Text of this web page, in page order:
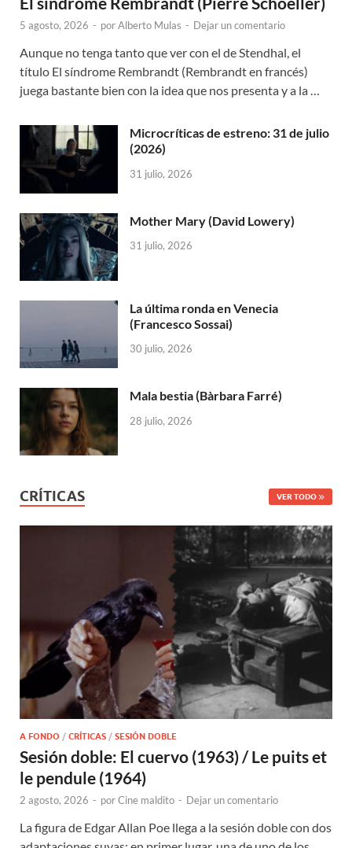
5 agosto, 2026 - porAlberto Mulas - Dejar un comentario
Aunque no tenga tanto que ver con el de Stendhal, el
título El síndrome Rembrandt (Rembrandt en francés)
juega bastante bien con la idea que nos presenta y a la …
Microcríticas de estreno: 31 de julio
(2026)
31 julio, 2026
Mother Mary (David Lowery)
31 julio, 2026
La última ronda en Venecia
(Francesco Sossai)
30 julio, 2026
Mala bestia (Bàrbara Farré)
28 julio, 2026
CRÍTICAS VER TODO
A FONDO / CRÍTICAS / SESIÓN DOBLE
Sesión doble: El cuervo (1963) / Le puits et
le pendule (1964)
2 agosto, 2026 - porCine maldito - Dejar un comentario
La figura de Edgar Allan Poe llega a la sesión doble con dos